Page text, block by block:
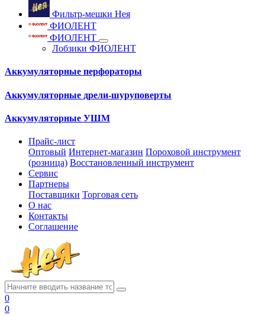
Фильтр-мешки Нея
ФИОЛЕНТ
ФИОЛЕНТ
Лобзики ФИОЛЕНТ
Аккумуляторные перфораторы
Аккумуляторные дрели-шуруповерты
Аккумуляторные УШМ
Прайс-лист
Оптовый Интернет-магазин Пороховой инструмент
(розница) Восстановленный инструмент
Сервис
Партнеры
Поставщики Торговая сеть
О нас
Контакты
Соглашение
0
0